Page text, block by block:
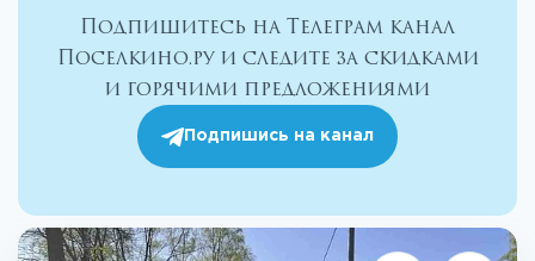
Подпишитесь на Телеграм канал
Поселкино.ру и следите за скидками
и горячими предложениями
Подпишись на канал